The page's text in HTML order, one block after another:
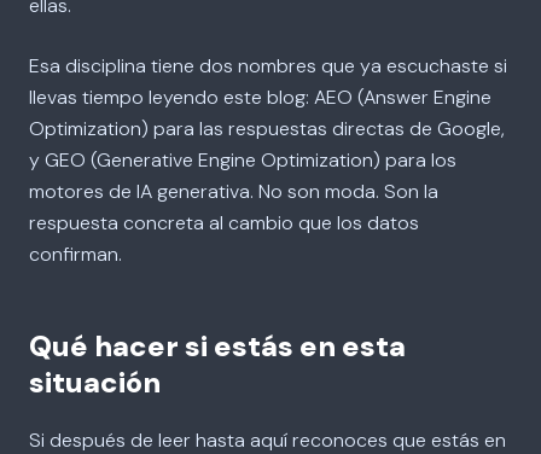
Esa disciplina tiene dos nombres que ya escuchaste si
llevas tiempo leyendo este blog: AEO (Answer Engine
Optimization) para las respuestas directas de Google,
y GEO (Generative Engine Optimization) para los
motores de IA generativa. No son moda. Son la
respuesta concreta al cambio que los datos
confirman.
Qué hacer si estás en esta
situación
Si después de leer hasta aquí reconoces que estás en